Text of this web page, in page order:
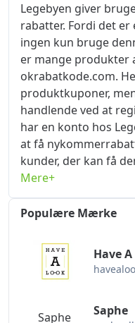
Fridayrabatkode
du kun indsætte
du kan direkte
betaling. Der er ikke
så hvis du ønsker at
af den bedste
mulighed!
Legebyen giver
rabatter. Fordi det er
ingen kun bruge
er mange produkter
okrabatkode.com.
produktkuponer,
handlende ved at
har en konto hos
at få
kunder, der kan få
at registrere en
gang på
som kan
rabatter vil løbende
og afgiv ordrer, når
bogmærke og
søge her for at se,
Mere+
Populære Mærke
Have
Saphe Saphe